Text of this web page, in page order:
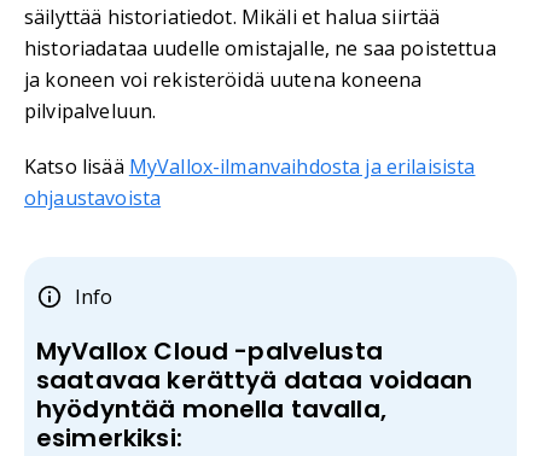
säilyttää historiatiedot. Mikäli et halua siirtää
historiadataa uudelle omistajalle, ne saa poistettua
ja koneen voi rekisteröidä uutena koneena
pilvipalveluun.
Katso lisää MyVallox-ilmanvaihdosta ja erilaisista
ohjaustavoista
Info
MyVallox Cloud -palvelusta
saatavaa kerättyä dataa voidaan
hyödyntää monella tavalla,
esimerkiksi: